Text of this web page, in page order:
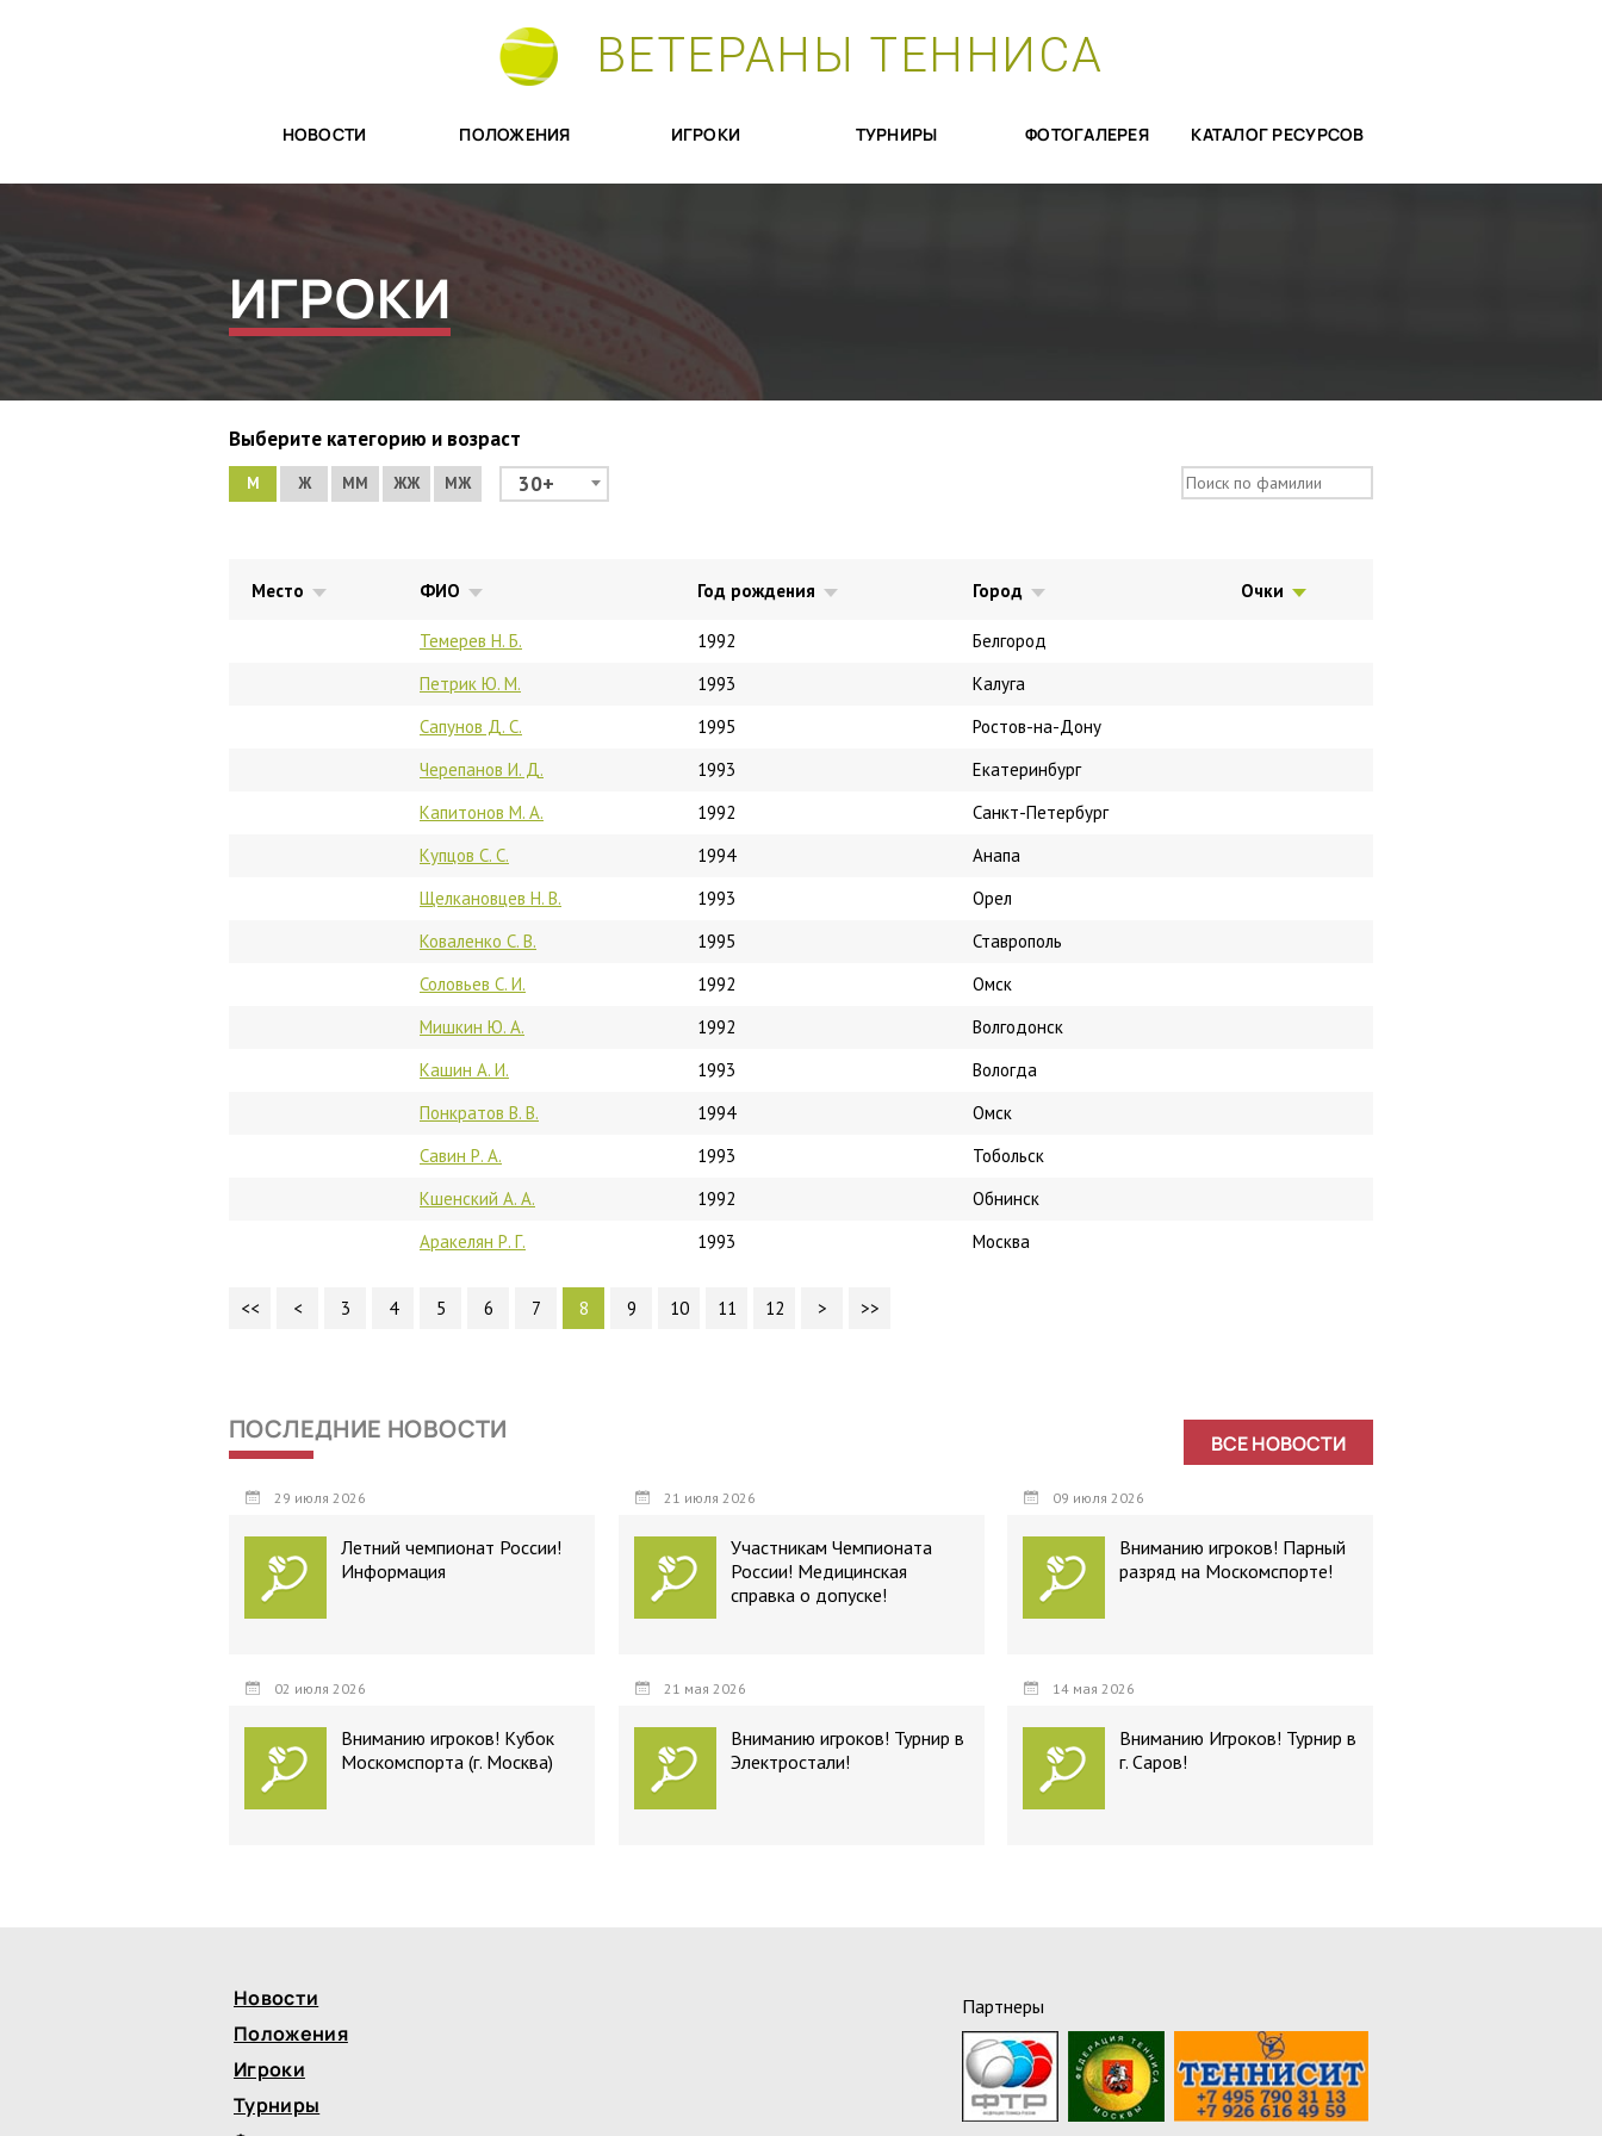
ВЕТЕРАНЫ ТЕННИСА
НОВОСТИ ПОЛОЖЕНИЯ ИГРОКИ ТУРНИРЫ ФОТОГАЛЕРЕЯ КАТАЛОГ РЕСУРСОВ
ИГРОКИ
Выберите категорию и возраст
М Ж ММ ЖЖ МЖ 30+
Место ФИО Год рождения Город Очки
Темерев Н. Б. 1992
Белгород
Петрик Ю. М.
1993
Калуга
Сапунов Д. С.
1995
Ростов-на-Дону
Черепанов И. Д.
1993
Екатеринбург
Капитонов М. А.
1992
Санкт-Петербург
Купцов С. С.
1994
Анапа
Щелкановцев Н. В.
1993
Орел
Коваленко С. В.
1995
Ставрополь
Соловьев С. И.
1992
Омск
Мишкин Ю. А.
1992
Волгодонск
Кашин А. И.
1993
Вологда
Понкратов В. В.
1994
Омск
Савин Р. А.
1993
Тобольск
Кшенский А. А.
1992
Обнинск
Аракелян Р. Г.
1993 Москва
<< < 3 4 5 6 7 8 9 10 11 12 > >>
ПОСЛЕДНИЕ НОВОСТИ ВСЕ НОВОСТИ
29 июля 2026
Летний чемпионат России!
Информация
21 июля 2026
Участникам Чемпионата
России! Медицинская
справка о допуске!
09 июля 2026
Вниманию игроков! Парный
разряд на Москомспорте!
02 июля 2026
Вниманию игроков! Кубок
Москомспорта (г. Москва)
21 мая 2026
Вниманию игроков! Турнир в
Электростали!
14 мая 2026
Вниманию Игроков! Турнир в
г. Саров!
Новости
Положения
Игроки
Турниры
Партнеры